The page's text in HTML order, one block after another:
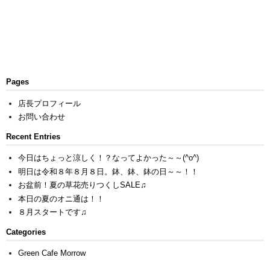
Pages
店長プロフィール
お問い合わせ
Recent Entries
今日はちょっと涼しく！？なってよかった～～(^o^)
明日は令和８年８月８日。鉢、鉢、鉢の日～～！！
お盆前！夏の草花売りつくしSALE♫
本日の夏のオニ通は！！
８月スタートです♫
Categories
Green Cafe Morrow